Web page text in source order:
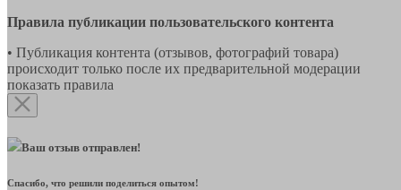
Правила публикации пользовательского контента
• Публикация контента (отзывов, фотографий товара)
происходит только после их предварительной модерации
показать правила
Ваш отзыв отправлен!
Спасибо, что решили поделиться опытом!